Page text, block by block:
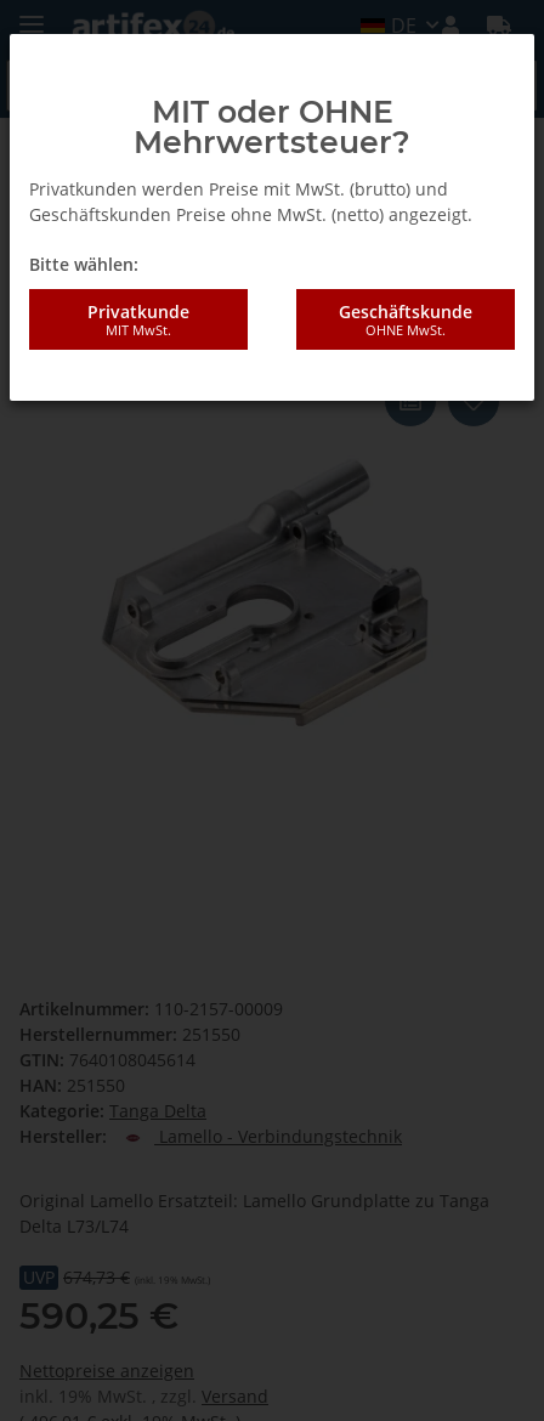
DE
Zurück zur Liste Tanga Delta
Lamello Grundplatte, für Tanga
Delta
Artikelnummer: 110-2157-00009
Herstellernummer: 251550
GTIN: 7640108045614
HAN: 251550
Kategorie: Tanga Delta
Hersteller:
Lamello - Verbindungstechnik
Original Lamello Ersatzteil: Lamello Grundplatte zu Tanga
Delta L73/L74
UVP 674,73 € (inkl. 19% MwSt.)
590,25 €
Nettopreise anzeigen
inkl. 19% MwSt. , zzgl. Versand
MIT oder OHNE
Mehrwertsteuer?
Privatkunden werden Preise mit MwSt. (brutto) und
Geschäftskunden Preise ohne MwSt. (netto) angezeigt.
Bitte wählen:
Privatkunde
MIT MwSt.
Geschäftskunde
OHNE MwSt.